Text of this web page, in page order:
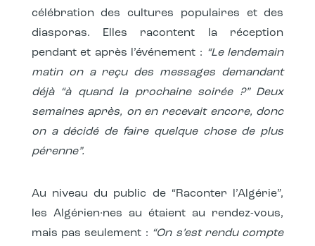
célébration des cultures populaires et des
diasporas. Elles racontent la réception
pendant et après l’événement : “Le lendemain
matin on a reçu des messages demandant
déjà “à quand la prochaine soirée ?” Deux
semaines après, on en recevait encore, donc
on a décidé de faire quelque chose de plus
pérenne”.
Au niveau du public de “Raconter l’Algérie”,
les Algérien·nes au étaient au rendez-vous,
mais pas seulement : “On s’est rendu compte